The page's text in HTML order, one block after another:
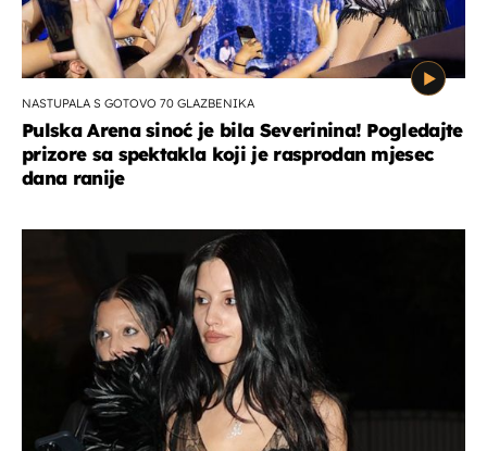
NASTUPALA S GOTOVO 70 GLAZBENIKA
Pulska Arena sinoć je bila Severinina! Pogledajte
prizore sa spektakla koji je rasprodan mjesec
dana ranije